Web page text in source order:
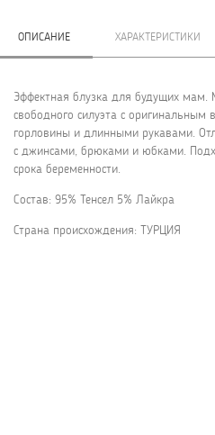
ОПИСАНИЕ ХАРАКТЕРИСТИКИ
Эффектная блузка для будущих мам.
свободного силуэта с оригинальным
горловины и длинными рукавами.
с джинсами, брюками и юбками.
срока беременности.
Состав: 95% Тенсел 5% Лайкра
Страна происхождения: ТУРЦИЯ